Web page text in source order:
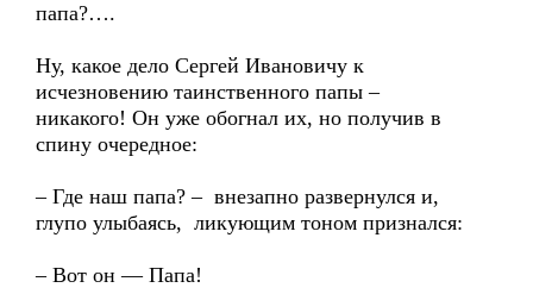
папа?….
Ну, какое дело Сергей Ивановичу к
исчезновению таинственного папы –
никакого! Он уже обогнал их, но получив в
спину очередное:
– Где наш папа? – внезапно развернулся и,
глупо улыбаясь, ликующим тоном признался:
– Вот он — Папа!